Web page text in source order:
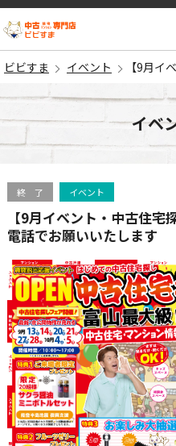
ビビすま イベント 【9月イ
イベ
終 了 イベント
【9月イベント・中古住
電話でお願いいたします